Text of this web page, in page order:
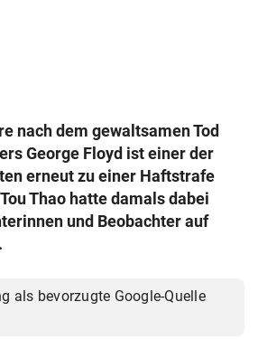
nach dem gewaltsamen Tod
George Floyd ist einer der
erneut zu einer Haftstrafe
Thao hatte damals dabei
und Beobachter auf
als bevorzugte Google-Quelle